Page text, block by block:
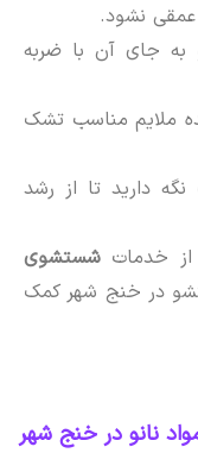
نشود.
جای آن با ضربه
ملایم مناسب تشک
دارید تا از رشد
خدمات شستشوی
در خنج شهر کمک
نانو در خنج شهر